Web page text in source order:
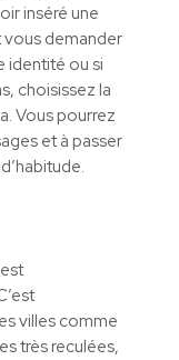
inséré une
vous demander
identité ou si
choisissez la
Vous pourrez
et à passer
villes comme
très reculées,